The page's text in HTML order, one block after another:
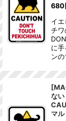
680
イ
チ
に
ン
ない
マル